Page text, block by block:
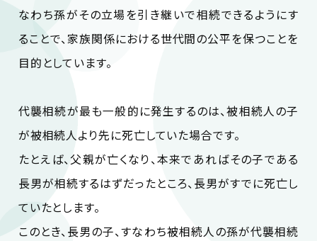
なわち孫がその立場を引き継いで相続できるようにす
ることで、家族関係における世代間の公平を保つことを
目的としています。
代襲相続が最も一般的に発生するのは、被相続人の子
が被相続人より先に死亡していた場合です。
たとえば、父親が亡くなり、本来であればその子である
長男が相続するはずだったところ、長男がすでに死亡し
ていたとします。
このとき、長男の子、すなわち被相続人の孫が代襲相続